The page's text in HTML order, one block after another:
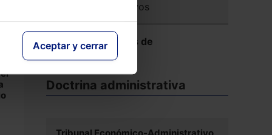
Aceptar y cerrar
efectos retroactivos
Ver más Reseñas de
Jurisprudencia
Doctrina administrativa